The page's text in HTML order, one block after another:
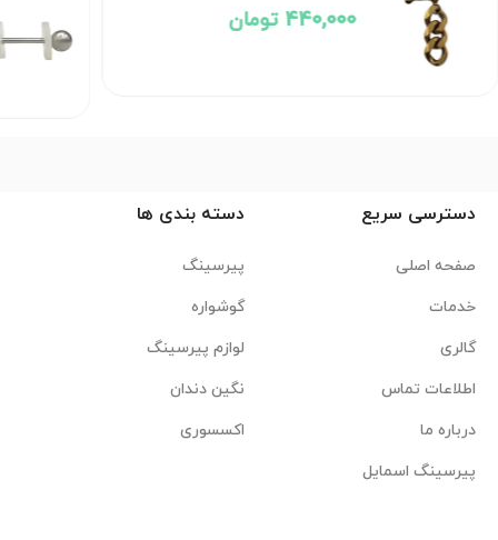
440,000 تومان
دسترسی سریع
صفحه اصلی
خدمات
گالری
اطلاعات تماس
درباره ما
پیرسینگ اسمایل
دسته بندی ها
پیرسینگ
گوشواره
لوازم پیرسینگ
نگین دندان
اکسسوری